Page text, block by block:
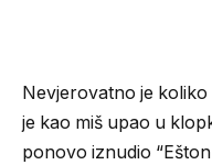
Nevjerovatno je
je kao miš upao u
ponovo iznudio